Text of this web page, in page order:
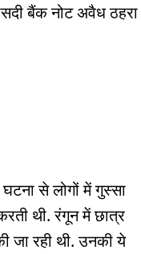
बैंक नोट अवैध ठहरा
से लोगों में गुस्सा
थी. रंगून में छात्र
जा रही थी. उनकी ये